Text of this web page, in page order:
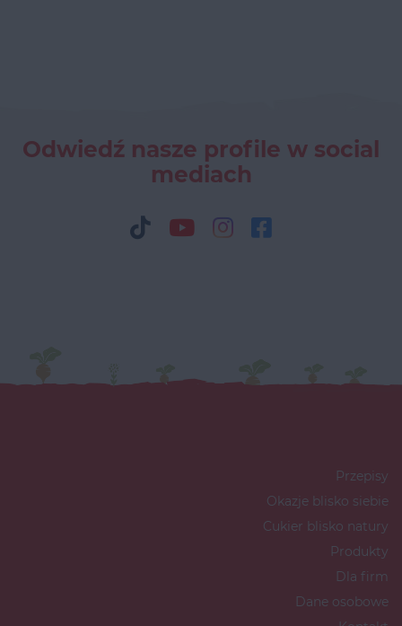
Odwiedź nasze profile w social
mediach
Przepisy
Okazje blisko siebie
Cukier blisko natury
Produkty
Dla firm
Dane osobowe